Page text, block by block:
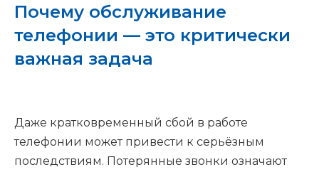
Почему обслуживание
телефонии — это критически
важная задача
Даже кратковременный сбой в работе
телефонии может привести к серьёзным
последствиям. Потерянные звонки означают